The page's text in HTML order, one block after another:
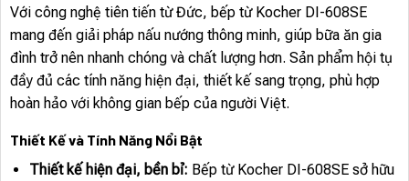
Với công nghệ tiên tiến từ Đức, bếp từ Kocher DI-608SE
mang đến giải pháp nấu nướng thông minh, giúp bữa ăn gia
đình trở nên nhanh chóng và chất lượng hơn. Sản phẩm hội tụ
đầy đủ các tính năng hiện đại, thiết kế sang trọng, phù hợp
hoàn hảo với không gian bếp của người Việt.
Thiết Kế và Tính Năng Nổi Bật
Thiết kế hiện đại, bền bỉ: Bếp từ Kocher DI-608SE sở hữu